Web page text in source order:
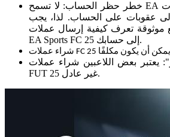
خطر حظر الحساب: لا تسمح EA بأي معاملات عملات FUT
عقوبات على الحساب. لذا، يجب
موثوقة تعرف كيفية إرسال عملات
EA Sports FC 25 إلى حسابك.
يعتبر بعض اللاعبين شراء عملات
FUT 25 غير عادل.